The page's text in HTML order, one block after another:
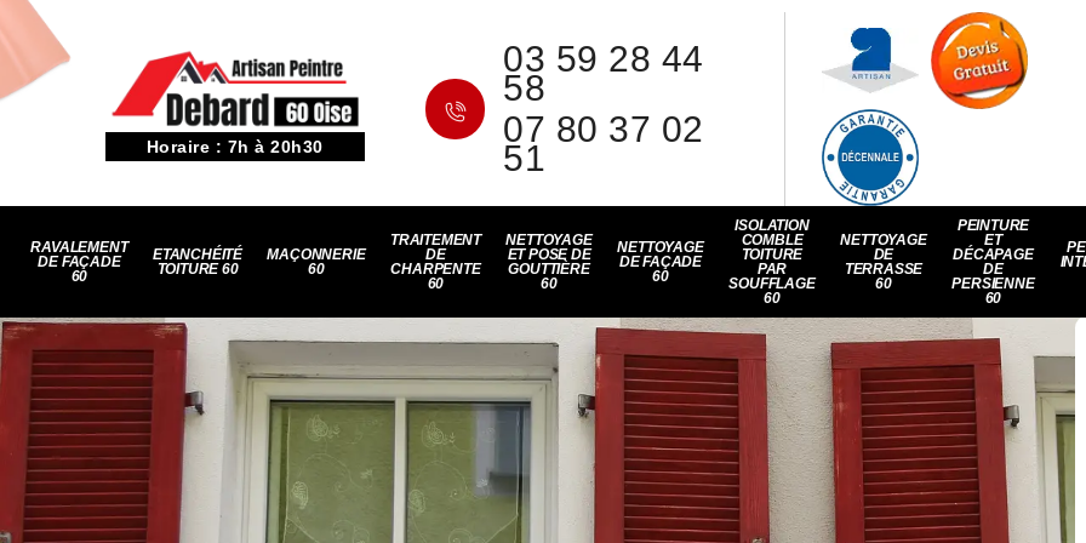
Horaire : 7h à 20h30
03 59 28 44
58
07 80 37 02
51
RAVALEMENT
DE FAÇADE
60
ETANCHÉITÉ
TOITURE 60
MAÇONNERIE
60
TRAITEMENT
DE
CHARPENTE
60
NETTOYAGE
ET POSE DE
GOUTTIÈRE
60
NETTOYAGE
DE FAÇADE
60
ISOLATION
COMBLE
TOITURE
PAR
SOUFFLAGE
60
NETTOYAGE
DE
TERRASSE
60
PEINTURE
ET
DÉCAPAGE
DE
PERSIENNE
60